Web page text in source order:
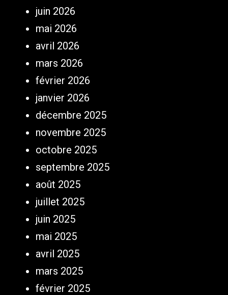
juin 2026
mai 2026
avril 2026
mars 2026
février 2026
janvier 2026
décembre 2025
novembre 2025
octobre 2025
septembre 2025
août 2025
juillet 2025
juin 2025
mai 2025
avril 2025
mars 2025
février 2025